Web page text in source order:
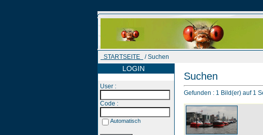
STARTSEITE / Suchen
LOGIN
User :
Code :
Automatisch
Suchen
Gefunden : 1 Bild(er) auf 1